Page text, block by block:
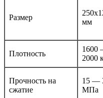
Размер
мм
Плотность
1600
2000
Прочность на
сжатие
15 —
МПа